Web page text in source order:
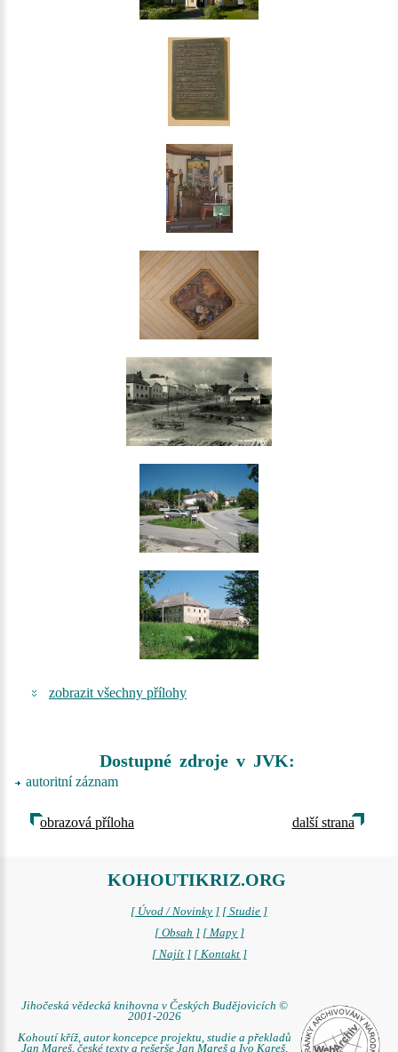
zobrazit všechny přílohy
Dostupné zdroje v JVK:
autoritní záznam
obrazová příloha další strana
KOHOUTIKRIZ.ORG
[ Úvod / Novinky ] [ Studie ]
[ Obsah ] [ Mapy ]
[ Najít ] [ Kontakt ]
Jihočeská vědecká knihovna v Českých Budějovicích ©
2001-2026
Kohoutí kříž, autor koncepce projektu, studie a překladů
Jan Mareš, české texty a rešerše Jan Mareš a Ivo Kareš,